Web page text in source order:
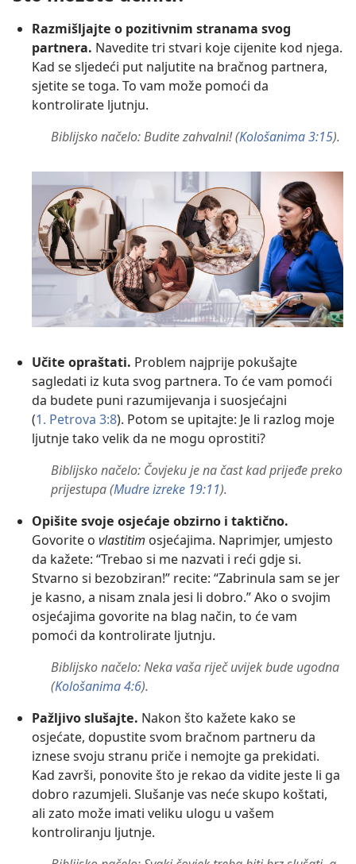
Razmišljajte o pozitivnim stranama svog
partnera. Navedite tri stvari koje cijenite kod njega.
Kad se sljedeći put naljutite na bračnog partnera,
sjetite se toga. To vam može pomoći da
kontrolirate ljutnju.
Biblijsko načelo: Budite zahvalni! (Kološanima 3:15).
Učite opraštati. Problem najprije pokušajte
sagledati iz kuta svog partnera. To će vam pomoći
da budete puni razumijevanja i suosjećajni
(1. Petrova 3:8). Potom se upitajte: Je li razlog moje
ljutnje tako velik da ne mogu oprostiti?
Biblijsko načelo: Čovjeku je na čast kad prijeđe preko
prijestupa (Mudre izreke 19:11).
Opišite svoje osjećaje obzirno i taktično.
Govorite o vlastitim osjećajima. Naprimjer, umjesto
da kažete: “Trebao si me nazvati i reći gdje si.
Stvarno si bezobziran!” recite: “Zabrinula sam se jer
je kasno, a nisam znala jesi li dobro.” Ako o svojim
osjećajima govorite na blag način, to će vam
pomoći da kontrolirate ljutnju.
Biblijsko načelo: Neka vaša riječ uvijek bude ugodna
(Kološanima 4:6).
Pažljivo slušajte. Nakon što kažete kako se
osjećate, dopustite svom bračnom partneru da
iznese svoju stranu priče i nemojte ga prekidati.
Kad završi, ponovite što je rekao da vidite jeste li ga
dobro razumjeli. Slušanje vas neće skupo koštati,
ali zato može imati veliku ulogu u vašem
kontroliranju ljutnje.